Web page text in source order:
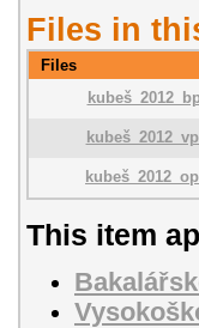
Files in
Files
This item